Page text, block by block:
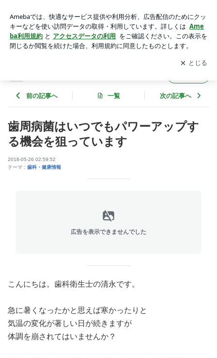
二薮本歯科医院のブログ
アプリをダウンロードして ブログの更新通知
を受け取りまし
ょう。
開く
前の記事へ 一覧 次の記事へ
歯周病菌はいつでもパワーアップす
る機会を狙っています
2018-05-26 02:59:52
テーマ： 歯科・健康情報
広告を表示できませんでした
こんにちは。歯科衛生士の清永です。
急に暑くなったかと思えば寒かったりと
気温の変化が著しい日が続きますが
体調を崩されてはいませんか？